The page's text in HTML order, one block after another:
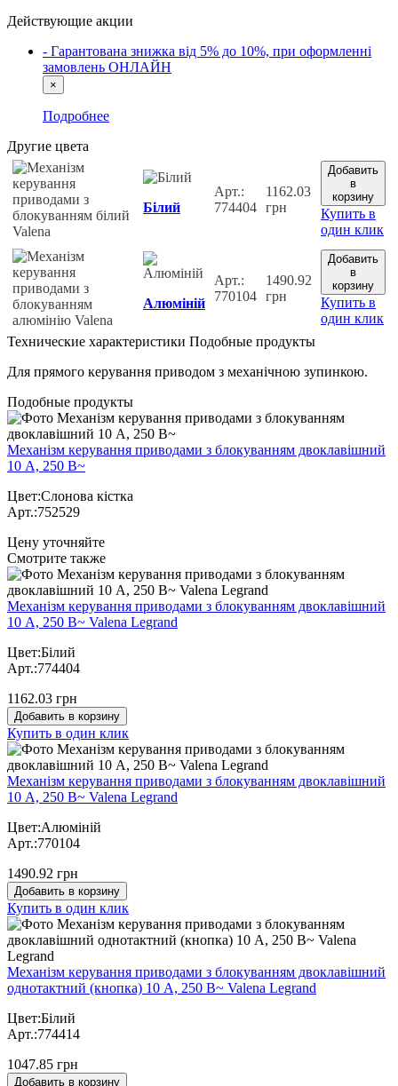
Действующие акции
- Гарантована знижка від 5% до 10%, при оформленні
замовлень ОНЛАЙН
×
Подробнее
Другие цвета
Білий
Арт.:
774404
1162.03
грн
Добавить
в
корзину
Купить в
один клик
Алюміній
Арт.:
770104
1490.92
грн
Добавить
в
корзину
Купить в
один клик
Технические характеристики Подобные продукты
Для прямого керування приводом з механічною зупинкою.
Подобные продукты
Механізм керування приводами з блокуванням двоклавішний
10 А, 250 В~
Цвет:Слонова кістка
Арт.:752529
Цену уточняйте
Cмотрите также
Механізм керування приводами з блокуванням двоклавішний
10 А, 250 В~ Valena Legrand
Цвет:Білий
Арт.:774404
1162.03 грн
Добавить в корзину
Купить в один клик
Механізм керування приводами з блокуванням двоклавішний
10 А, 250 В~ Valena Legrand
Цвет:Алюміній
Арт.:770104
1490.92 грн
Добавить в корзину
Купить в один клик
Механізм керування приводами з блокуванням двоклавішний
однотактний (кнопка) 10 А, 250 В~ Valena Legrand
Цвет:Білий
Арт.:774414
1047.85 грн
Добавить в корзину